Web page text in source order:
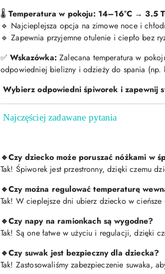
🌡 Temperatura w pokoju: 14–16°C→3.5
🔹 Najcieplejsza opcja na zimowe noce i
🔹 Zapewnia przyjemne otulenie i ciepło bez
✅ Wskazówka: Zalecana temperatura w
odpowiedniej bielizny i odzieży do spania (np.
Wybierz odpowiedni śpiworek i zapewnij
Najczęściej zadawane pytania
🔹Czy dziecko może poruszać nóżkami w
Tak! Śpiworek jest przestronny, dzięki czemu
🔹Czy można regulować temperaturę
Tak! W cieplejsze dni ubierz dziecko w
🔹Czy napy na ramionkach są wygodne?
Tak! Są one łatwe w użyciu i regulacji, dzięki
🔹Czy suwak jest bezpieczny dla dziecka?
Tak! Zastosowaliśmy zabezpieczenie suwaka,